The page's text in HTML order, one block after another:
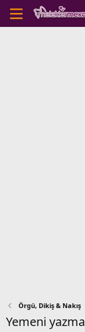
Örgü, Dikiş & Nakış
Yemeni